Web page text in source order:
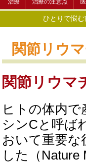
治療 治療の注意点
ひとりで悩
関節リウ
関節リウマ
ヒトの体内
シンCと呼ば
おいて重要な
した（Nature